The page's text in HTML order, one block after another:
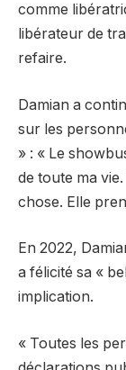
comme
libérateur de
refaire.
Damian a
sur les
» : « Le
de toute ma
chose. Elle
En 2022,
a félicité sa «
implication.
« Toutes les